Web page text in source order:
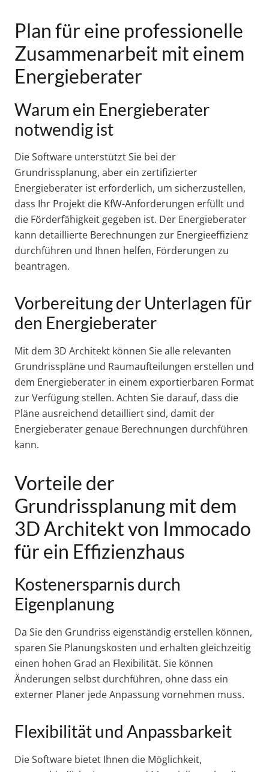
Plan für eine professionelle
Zusammenarbeit mit einem
Energieberater
Warum ein Energieberater
notwendig ist
Die Software unterstützt Sie bei der
Grundrissplanung, aber ein zertifizierter
Energieberater ist erforderlich, um sicherzustellen,
dass Ihr Projekt die KfW-Anforderungen erfüllt und
die Förderfähigkeit gegeben ist. Der Energieberater
kann detaillierte Berechnungen zur Energieeffizienz
durchführen und Ihnen helfen, Förderungen zu
beantragen.
Vorbereitung der Unterlagen für
den Energieberater
Mit dem 3D Architekt können Sie alle relevanten
Grundrisspläne und Raumaufteilungen erstellen und
dem Energieberater in einem exportierbaren Format
zur Verfügung stellen. Achten Sie darauf, dass die
Pläne ausreichend detailliert sind, damit der
Energieberater genaue Berechnungen durchführen
kann.
Vorteile der
Grundrissplanung mit dem
3D Architekt von Immocado
für ein Effizienzhaus
Kostenersparnis durch
Eigenplanung
Da Sie den Grundriss eigenständig erstellen können,
sparen Sie Planungskosten und erhalten gleichzeitig
einen hohen Grad an Flexibilität. Sie können
Änderungen selbst durchführen, ohne dass ein
externer Planer jede Anpassung vornehmen muss.
Flexibilität und Anpassbarkeit
Die Software bietet Ihnen die Möglichkeit,